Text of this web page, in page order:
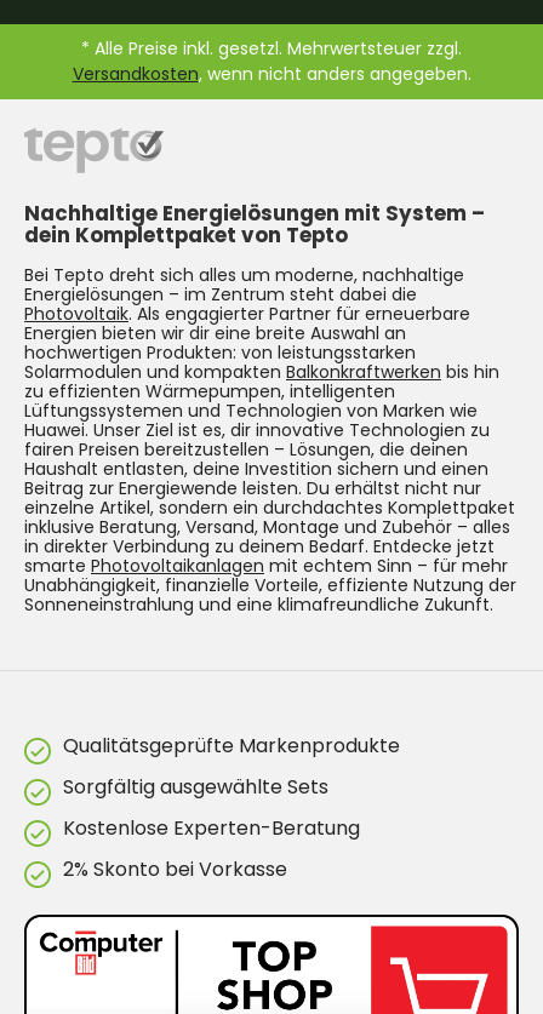
* Alle Preise inkl. gesetzl. Mehrwertsteuer zzgl.
Versandkosten, wenn nicht anders angegeben.
Nachhaltige Energielösungen mit System –
dein Komplettpaket von Tepto
Bei Tepto dreht sich alles um moderne, nachhaltige
Energielösungen – im Zentrum steht dabei die
Photovoltaik. Als engagierter Partner für erneuerbare
Energien bieten wir dir eine breite Auswahl an
hochwertigen Produkten: von leistungsstarken
Solarmodulen und kompakten Balkonkraftwerken bis hin
zu effizienten Wärmepumpen, intelligenten
Lüftungssystemen und Technologien von Marken wie
Huawei. Unser Ziel ist es, dir innovative Technologien zu
fairen Preisen bereitzustellen – Lösungen, die deinen
Haushalt entlasten, deine Investition sichern und einen
Beitrag zur Energiewende leisten. Du erhältst nicht nur
einzelne Artikel, sondern ein durchdachtes Komplettpaket
inklusive Beratung, Versand, Montage und Zubehör – alles
in direkter Verbindung zu deinem Bedarf. Entdecke jetzt
smarte Photovoltaikanlagen mit echtem Sinn – für mehr
Unabhängigkeit, finanzielle Vorteile, effiziente Nutzung der
Sonneneinstrahlung und eine klimafreundliche Zukunft.
Qualitätsgeprüfte Markenprodukte
Sorgfältig ausgewählte Sets
Kostenlose Experten-Beratung
2% Skonto bei Vorkasse